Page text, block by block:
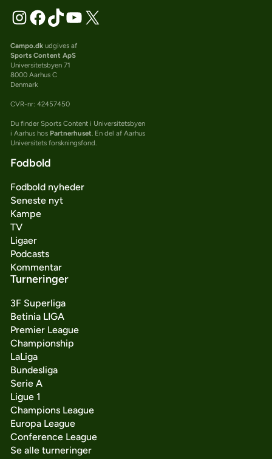
Campo.dkudgives af
Sports Content ApS
Universitetsbyen 71
8000 Aarhus C
Denmark
CVR-nr: 42457450
Du finder Sports Content i Universitetsbyen
i Aarhus hos Partnerhuset. En del af Aarhus
Universitets forskningsfond.
Fodbold
Fodbold nyheder
Seneste nyt
Kampe
TV
Ligaer
Podcasts
Kommentar
Turneringer
3F Superliga
Betinia LIGA
Premier League
Championship
LaLiga
Bundesliga
Serie A
Ligue 1
Champions League
Europa League
Conference League
Se alle turneringer